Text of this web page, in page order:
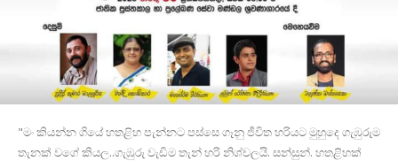
"මං කියන්න ගියේ හතළිහ පැන්නට පස්සෙ ගෑනු ජීවිත හරියට මුහුදෙ ගැඹුරුම
තැනක් වගේ කියල..ගැඹුරු වැඩිම තැන් හරි නිශ්චලයි. සන්සුන්. හතළිහක්